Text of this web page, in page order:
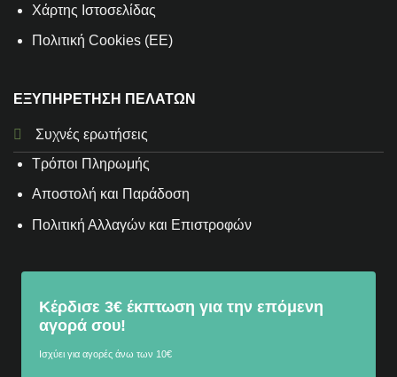
Χάρτης Ιστοσελίδας
Πολιτική Cookies (ΕΕ)
ΕΞΥΠΗΡΕΤΗΣΗ ΠΕΛΑΤΩΝ
Συχνές ερωτήσεις
Τρόποι Πληρωμής
Αποστολή και Παράδοση
Πολιτική Αλλαγών και Επιστροφών
Κέρδισε 3€ έκπτωση για την επόμενη
αγορά σου!
Ισχύει για αγορές άνω των 10€